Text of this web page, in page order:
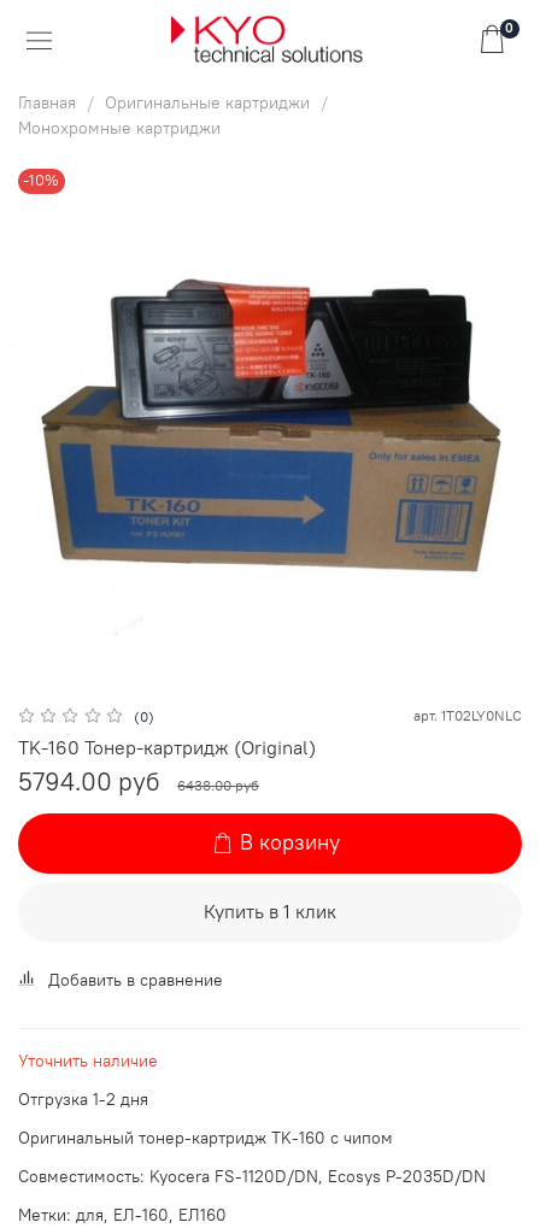
0
Главная
Оригинальные картриджи
Монохромные картриджи
-10%
(0) арт. 1T02LY0NLC
TK-160 Тонер-картридж (Original)
5794.00 руб 6438.00 руб
В корзину
Купить в 1 клик
Добавить в сравнение
Уточнить наличие
Отгрузка 1-2 дня
Оригинальный тонер-картридж TK-160 с чипом
Совместимость: Kyocera FS-1120D/DN, Ecosys P-2035D/DN
Метки: для, ЕЛ-160, ЕЛ160